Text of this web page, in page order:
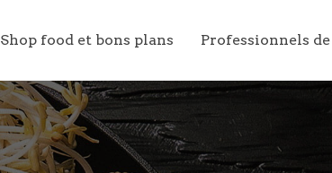
Shop food et bons plans Professionnels